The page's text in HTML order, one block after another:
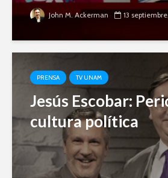
John M. Ackerman 13
PRENSA TV UNAM
Jesús Escobar:
cultura política